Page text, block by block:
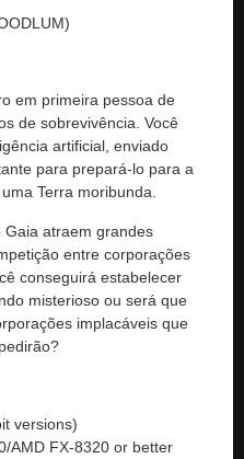
em primeira pessoa de
de sobrevivência. Você
artificial, enviado
para prepará-lo para a
Terra moribunda.
atraem grandes
entre corporações
conseguirá estabelecer
misterioso ou será que
implacáveis ​​que
versions)
AMD FX-8320 or better